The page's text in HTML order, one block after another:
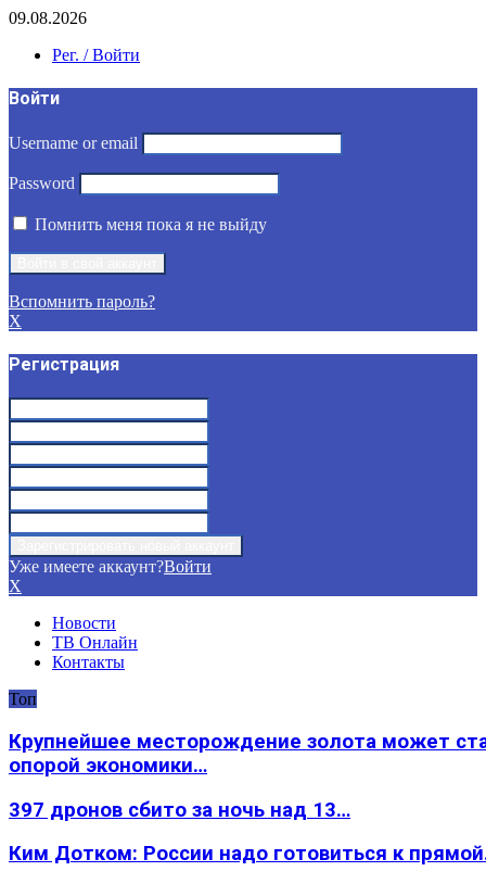
09.08.2026
Рег. / Войти
Войти
Username or email
Password
Помнить меня пока я не выйду
Вспомнить пароль?
X
Регистрация
Уже имеете аккаунт?Войти
X
Новости
ТВ Онлайн
Контакты
Топ
Крупнейшее месторождение золота может
опорой экономики…
397 дронов сбито за ночь над 13…
Ким Дотком: России надо готовиться к